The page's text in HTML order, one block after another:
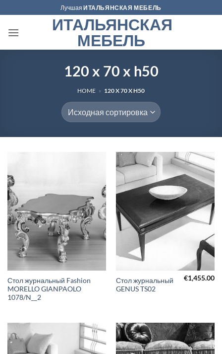
to
content
ЛучшаяИТАЛЬЯНСКАЯ МЕБЕЛЬ
ИТАЛЬЯНСКАЯ
МЕБЕЛЬ
120 x 70 x h50
HOME » 120 X 70 X H50
Стол журнальный Fashion
MORELLO GIANPAOLO
1078/N__2
Стол журнальный
GENUS TS02
€1,455.00